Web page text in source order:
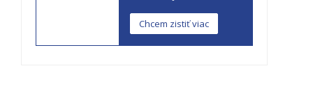
Chcem zistiť viac